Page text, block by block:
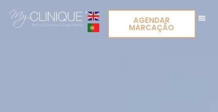
AGENDAR
MARCAÇÃO